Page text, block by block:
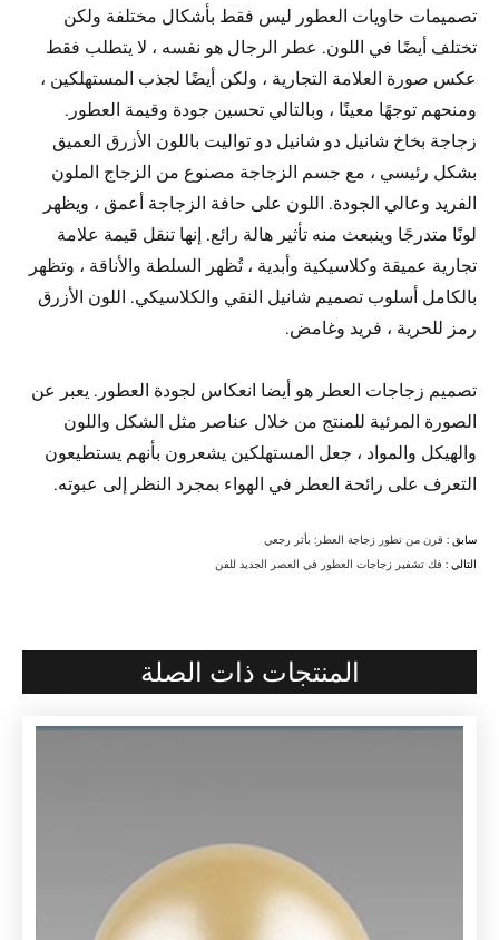
تصميمات حاويات العطور ليس فقط بأشكال مختلفة ولكن
تختلف أيضًا في اللون. عطر الرجال هو نفسه ، لا يتطلب فقط
عكس صورة العلامة التجارية ، ولكن أيضًا لجذب المستهلكين ،
ومنحهم توجهًا معينًا ، وبالتالي تحسين جودة وقيمة العطور.
زجاجة بخاخ شانيل دو شانيل دو تواليت باللون الأزرق العميق
بشكل رئيسي ، مع جسم الزجاجة مصنوع من الزجاج الملون
الفريد وعالي الجودة. اللون على حافة الزجاجة أعمق ، ويظهر
لونًا متدرجًا وينبعث منه تأثير هالة رائع. إنها تنقل قيمة علامة
تجارية عميقة وكلاسيكية وأبدية ، تُظهر السلطة والأناقة ، وتظهر
بالكامل أسلوب تصميم شانيل النقي والكلاسيكي. اللون الأزرق
رمز للحرية ، فريد وغامض.
تصميم زجاجات العطر هو أيضا انعكاس لجودة العطور. يعبر عن
الصورة المرئية للمنتج من خلال عناصر مثل الشكل واللون
والهيكل والمواد ، جعل المستهلكين يشعرون بأنهم يستطيعون
التعرف على رائحة العطر في الهواء بمجرد النظر إلى عبوته.
سابق : قرن من تطور زجاجة العطر: بأثر رجعي
التالي : فك تشفير زجاجات العطور في العصر الجديد للفن
المنتجات ذات الصلة